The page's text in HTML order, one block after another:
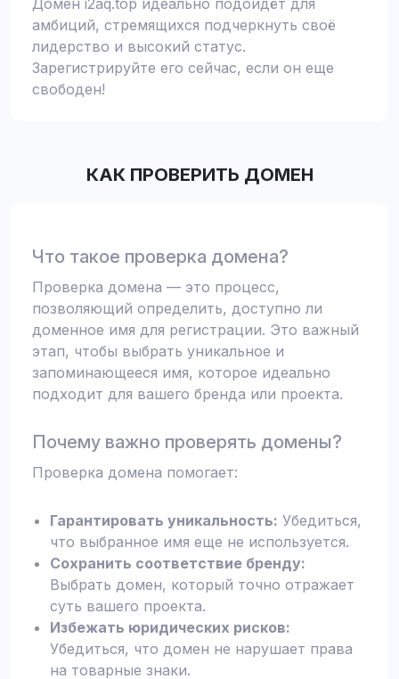
Домен i2aq.top идеально подойдёт для
амбиций, стремящихся подчеркнуть своё
лидерство и высокий статус.
Зарегистрируйте его сейчас, если он еще
свободен!
КАК ПРОВЕРИТЬ ДОМЕН
Что такое проверка домена?
Проверка домена — это процесс,
позволяющий определить, доступно ли
доменное имя для регистрации. Это важный
этап, чтобы выбрать уникальное и
запоминающееся имя, которое идеально
подходит для вашего бренда или проекта.
Почему важно проверять домены?
Проверка домена помогает:
Гарантировать уникальность: Убедиться,
что выбранное имя еще не используется.
Сохранить соответствие бренду:
Выбрать домен, который точно отражает
суть вашего проекта.
Избежать юридических рисков:
Убедиться, что домен не нарушает права
на товарные знаки.